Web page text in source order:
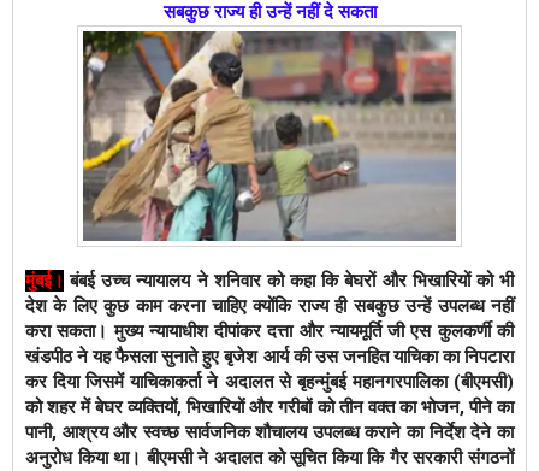
सबकुछ राज्य ही उन्हें नहीं दे सकता
मुंबई । बंबई उच्च न्यायालय ने शनिवार को कहा कि बेघरों और भिखारियों को भी
देश के लिए कुछ काम करना चाहिए क्योंकि राज्य ही सबकुछ उन्हें उपलब्ध नहीं
करा सकता। मुख्य न्यायाधीश दीपांकर दत्ता और न्यायमूर्ति जी एस कुलकर्णी की
खंडपीठ ने यह फैसला सुनाते हुए बृजेश आर्य की उस जनहित याचिका का निपटारा
कर दिया जिसमें याचिकाकर्ता ने अदालत से बृहन्मुंबई महानगरपालिका (बीएमसी)
को शहर में बेघर व्यक्तियों, भिखारियों और गरीबों को तीन वक्त का भोजन, पीने का
पानी, आश्रय और स्वच्छ सार्वजनिक शौचालय उपलब्ध कराने का निर्देश देने का
अनुरोध किया था।बीएमसी ने अदालत को सूचित किया कि गैर सरकारी संगठनों